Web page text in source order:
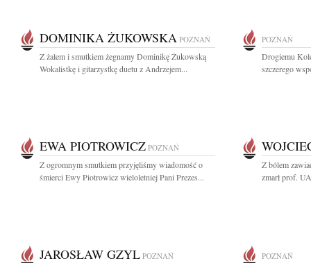
DOMINIKA ŻUKOWSKA POZNAŃ
Z żalem i smutkiem żegnamy Dominikę Żukowską
Wokalistkę i gitarzystkę duetu z Andrzejem...
POZNAŃ
Drogiemu
szczerego
EWA PIOTROWICZ POZNAŃ
Z ogromnym smutkiem przyjęliśmy wiadomość o
śmierci Ewy Piotrowicz wieloletniej Pani Prezes...
Z bólem
zmarł prof.
JAROSŁAW GZYL POZNAŃ POZNAŃ